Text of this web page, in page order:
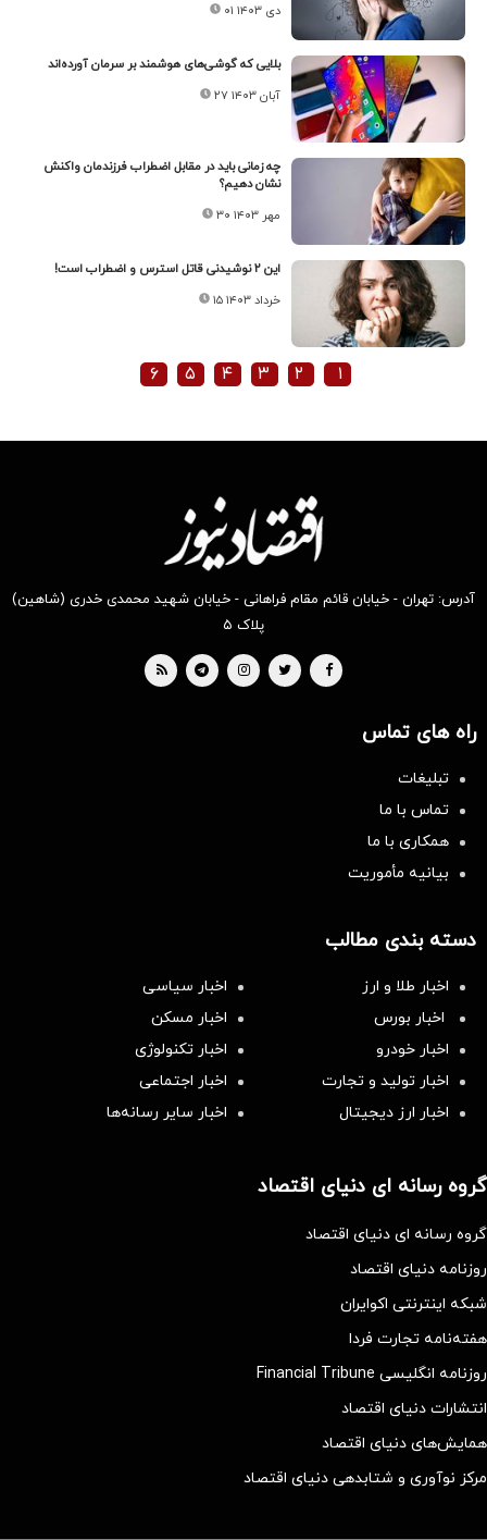
۰۱ دی ۱۴۰۳
بلایی که گوشی‌های هوشمند بر سرمان آورده‌اند
۲۷ آبان ۱۴۰۳
چه زمانی باید در مقابل اضطراب فرزندمان واکنش
نشان دهیم؟
۳۰ مهر ۱۴۰۳
این ۲ نوشیدنی قاتل استرس و اضطراب است!
۱۵ خرداد ۱۴۰۳
۱ ۲ ۳ ۴ ۵ ۶
آدرس: تهران - خیابان قائم مقام فراهانی - خیابان شهید محمدی خدری (شاهین)
پلاک ۵
راه های تماس
تبلیغات
تماس با ما
همکاری با ما
بیانیه مأموریت
دسته بندی مطالب
اخبار طلا و ارز
اخبار سیاسی
اخبار بورس
اخبار مسکن
اخبار خودرو
اخبار تکنولوژی
اخبار تولید و تجارت
اخبار اجتماعی
اخبار ارز دیجیتال
اخبار سایر رسانه‌‌ها
گروه رسانه ای دنیای اقتصاد
گروه رسانه ای دنیای اقتصاد
روزنامه دنیای اقتصاد
شبکه اینترنتی اکوایران
هفته‌نامه تجارت فردا
روزنامه انگلیسی Financial Tribune
انتشارات دنیای اقتصاد
همایش‌های دنیای اقتصاد
مرکز نوآوری و شتابدهی دنیای اقتصاد